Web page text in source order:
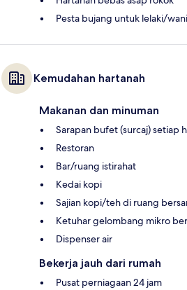
Pesta bujang untuk lelaki/
Kemudahan hartanah
Makanan dan minuman
Sarapan bufet (surcaj) setiap
Restoran
Bar/ruang istirahat
Kedai kopi
Sajian kopi/teh di ruang
Ketuhar gelombang mikro
Dispenser air
Bekerja jauh dari rumah
Pusat perniagaan 24 jam